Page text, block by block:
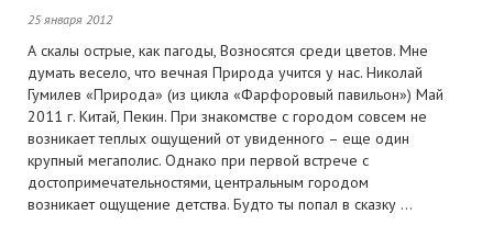
25 января 2012
А скалы острые, как пагоды, Возносятся среди цветов. Мне
думать весело, что вечная Природа учится у нас. Николай
Гумилев «Природа» (из цикла «Фарфоровый павильон») Май
2011 г. Китай, Пекин. При знакомстве с городом совсем не
возникает теплых ощущений от увиденного – еще один
крупный мегаполис. Однако при первой встрече с
достопримечательностями, центральным городом
возникает ощущение детства. Будто ты попал в сказку ...